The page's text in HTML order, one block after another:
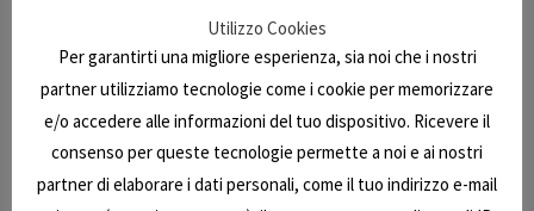
«Quando la produzione di veicoli riprenderà
pienamente potremo certamente ridurre
ulteriormente lo scarto con i precedenti livelli del
mercato, perché la domanda c’è», si dice convinto
Wolnik. «Speriamo che la situazione sul fronte
dell’offerta si normalizzi al più tardi nella seconda
Utilizzo Cookies
Per garantirti una migliore esperienza, sia noi che i nostri
partner utilizziamo tecnologie come i cookie per memorizzare
e/o accedere alle informazioni del tuo dispositivo. Ricevere il
consenso per queste tecnologie permette a noi e ai nostri
partner di elaborare i dati personali, come il tuo indirizzo e-mail